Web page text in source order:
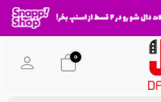
0